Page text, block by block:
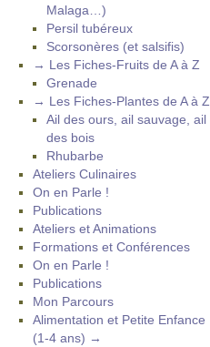
Malaga…)
Persil tubéreux
Scorsonères (et salsifis)
→ Les Fiches-Fruits de A à Z
Grenade
→ Les Fiches-Plantes de A à Z
Ail des ours, ail sauvage, ail
des bois
Rhubarbe
Ateliers Culinaires
On en Parle !
Publications
Ateliers et Animations
Formations et Conférences
On en Parle !
Publications
Mon Parcours
Alimentation et Petite Enfance
(1-4 ans) →